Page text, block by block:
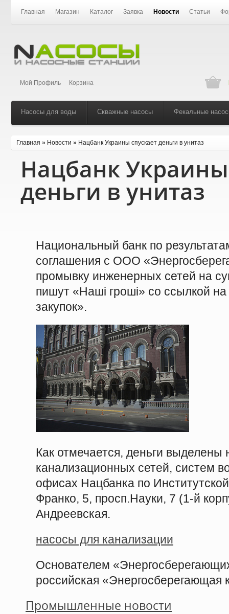
Главная Магазин Каталог Заявка Новости Статьи
Мой Профиль Корзина
Насосы для воды Скважные насосы Фекальные
Главная » Новости » Нацбанк Украины спускает деньги в унитаз
Нацбанк Украины
деньги в унитаз
Национальный банк по
соглашения с ООО
промывку инженерных сетей на
пишут «Наші гроші» со ссылкой
закупок».
Как отмечается, деньги
канализационных сетей, систем
офисах Нацбанка по
Франко, 5, просп.Науки, 7 (1-й
Андреевская.
насосы для канализации
Основателем
российская «Энергосберегающая
Промышленные новости